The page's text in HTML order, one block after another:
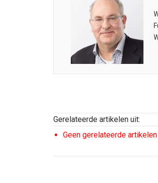
Gerelateerde artikelen uit:
Geen gerelateerde